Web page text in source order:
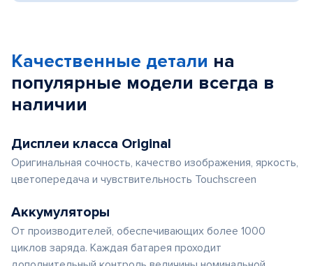
Качественные детали на
популярные модели всегда в
наличии
Дисплеи класса Original
Оригинальная сочность, качество изображения, яркость,
цветопередача и чувствительность Touchscreen
Аккумуляторы
От производителей, обеспечивающих более 1000
циклов заряда. Каждая батарея проходит